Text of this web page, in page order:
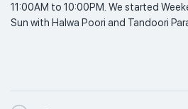
11:00AM to 10:00PM. We started
Sun with Halwa Poori and Tandoori